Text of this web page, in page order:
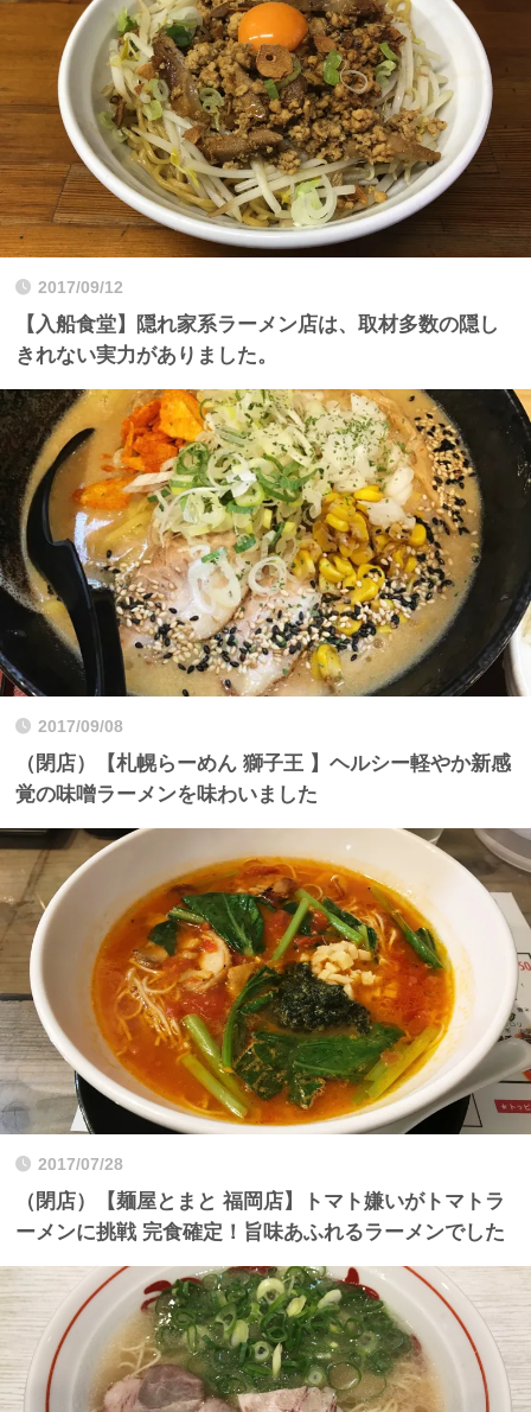
2017/09/12
【入船食堂】隠れ家系ラーメン店は、取材多数の隠し
きれない実力がありました。
2017/09/08
（閉店）【札幌らーめん 獅子王 】ヘルシー軽やか新感
覚の味噌ラーメンを味わいました
2017/07/28
（閉店）【麺屋とまと 福岡店】トマト嫌いがトマトラ
ーメンに挑戦 完食確定！旨味あふれるラーメンでした